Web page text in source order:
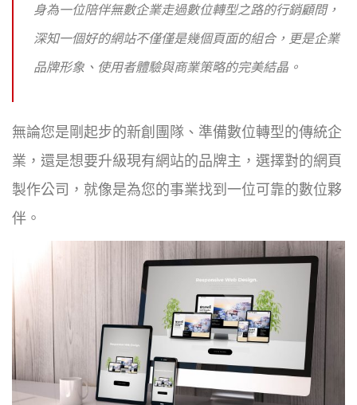
身為一位陪伴無數企業走過數位轉型之路的行銷顧問，
深知一個好的網站不僅僅是幾個頁面的組合，更是企業
品牌形象、使用者體驗與商業策略的完美結晶。
無論您是剛起步的新創團隊、準備數位轉型的傳統企
業，還是想要升級現有網站的品牌主，選擇對的網頁
製作公司，就像是為您的事業找到一位可靠的數位夥
伴。